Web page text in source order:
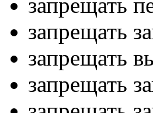
запрещать
запрещать
запрещать